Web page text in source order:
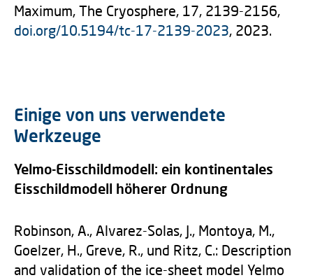
Maximum, The Cryosphere, 17, 2139-2156,
doi.org/10.5194/tc-17-2139-2023, 2023.
Einige von uns verwendete
Werkzeuge
Yelmo-Eisschildmodell: ein kontinentales
Eisschildmodell höherer Ordnung
Robinson, A., Alvarez-Solas, J., Montoya, M.,
Goelzer, H., Greve, R., und Ritz, C.: Description
and validation of the ice-sheet model Yelmo